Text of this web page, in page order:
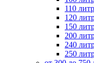
110
120
150
200
240
250